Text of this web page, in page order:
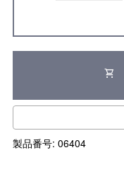
shopping_cart
製品番号: 06404